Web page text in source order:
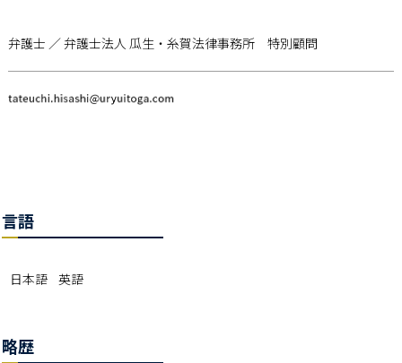
弁護士 ／ 弁護士法人 瓜生・糸賀法律事務所 特別顧問
言語
日本語 英語
略歴